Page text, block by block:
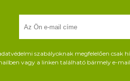
szabályoknak megfelelően csak
vagy a linken található bármely e-